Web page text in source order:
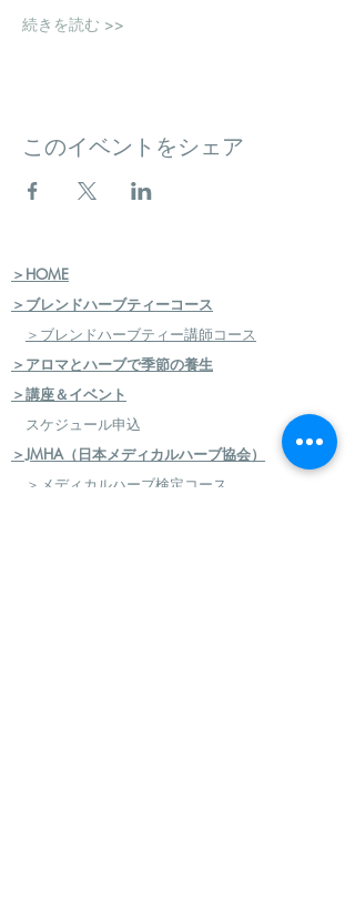
続きを読む >>
このイベントをシェア
＞HOME
＞ブレンドハーブティーコース
＞ブレンドハーブティー講師コース
＞アロマとハーブで季節の養生
＞講座＆イベント
スケジュール申込
＞JMHA（日本メディカルハーブ協会）
＞メディカルハーブ検定コース